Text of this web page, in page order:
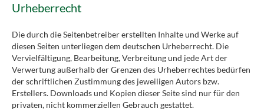
Urheberrecht
Die durch die Seitenbetreiber erstellten Inhalte und Werke auf
diesen Seiten unterliegen dem deutschen Urheberrecht. Die
Vervielfältigung, Bearbeitung, Verbreitung und jede Art der
Verwertung außerhalb der Grenzen des Urheberrechtes bedürfen
der schriftlichen Zustimmung des jeweiligen Autors bzw.
Erstellers. Downloads und Kopien dieser Seite sind nur für den
privaten, nicht kommerziellen Gebrauch gestattet.